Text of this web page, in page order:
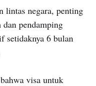
lintas negara, penting
pendamping
setidaknya 6 bulan
visa untuk